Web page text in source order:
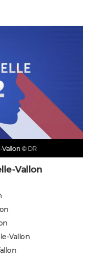
© DR
Vallon
Vallon